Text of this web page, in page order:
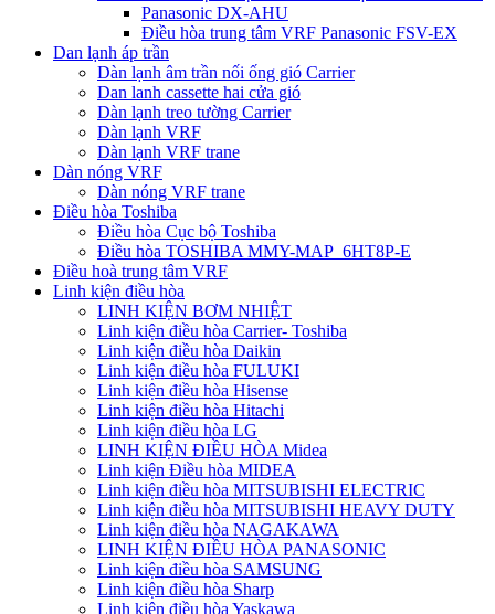
Panasonic DX-AHU
Điều hòa trung tâm VRF Panasonic FSV-EX
Dan lạnh áp trần
Dàn lạnh âm trần nối ống gió Carrier
Dan lanh cassette hai cửa gió
Dàn lạnh treo tường Carrier
Dàn lạnh VRF
Dàn lạnh VRF trane
Dàn nóng VRF
Dàn nóng VRF trane
Điều hòa Toshiba
Điều hòa Cục bộ Toshiba
Điều hòa TOSHIBA MMY-MAP_6HT8P-E
Điều hoà trung tâm VRF
Linh kiện điều hòa
LINH KIỆN BƠM NHIỆT
Linh kiện điều hòa Carrier- Toshiba
Linh kiện điều hòa Daikin
Linh kiện điều hòa FULUKI
Linh kiện điều hòa Hisense
Linh kiện điều hòa Hitachi
Linh kiện điều hòa LG
LINH KIỆN ĐIỀU HÒA Midea
Linh kiện Điều hòa MIDEA
Linh kiện điều hòa MITSUBISHI ELECTRIC
Linh kiện điều hòa MITSUBISHI HEAVY DUTY
Linh kiện điều hòa NAGAKAWA
LINH KIỆN ĐIỀU HÒA PANASONIC
Linh kiện điều hòa SAMSUNG
Linh kiện điều hòa Sharp
Linh kiện điều hòa Yaskawa